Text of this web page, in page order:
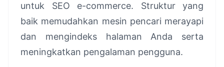
untuk SEO e-commerce. Struktur yang
baik memudahkan mesin pencari merayapi
dan mengindeks halaman Anda serta
meningkatkan pengalaman pengguna.